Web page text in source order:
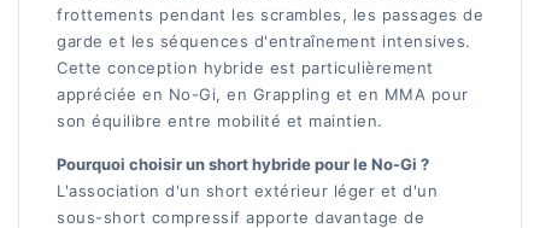
frottements pendant les scrambles, les passages de
garde et les séquences d'entraînement intensives.
Cette conception hybride est particulièrement
appréciée en No-Gi, en Grappling et en MMA pour
son équilibre entre mobilité et maintien.
Pourquoi choisir un short hybride pour le No-Gi ?
L'association d'un short extérieur léger et d'un
sous-short compressif apporte davantage de